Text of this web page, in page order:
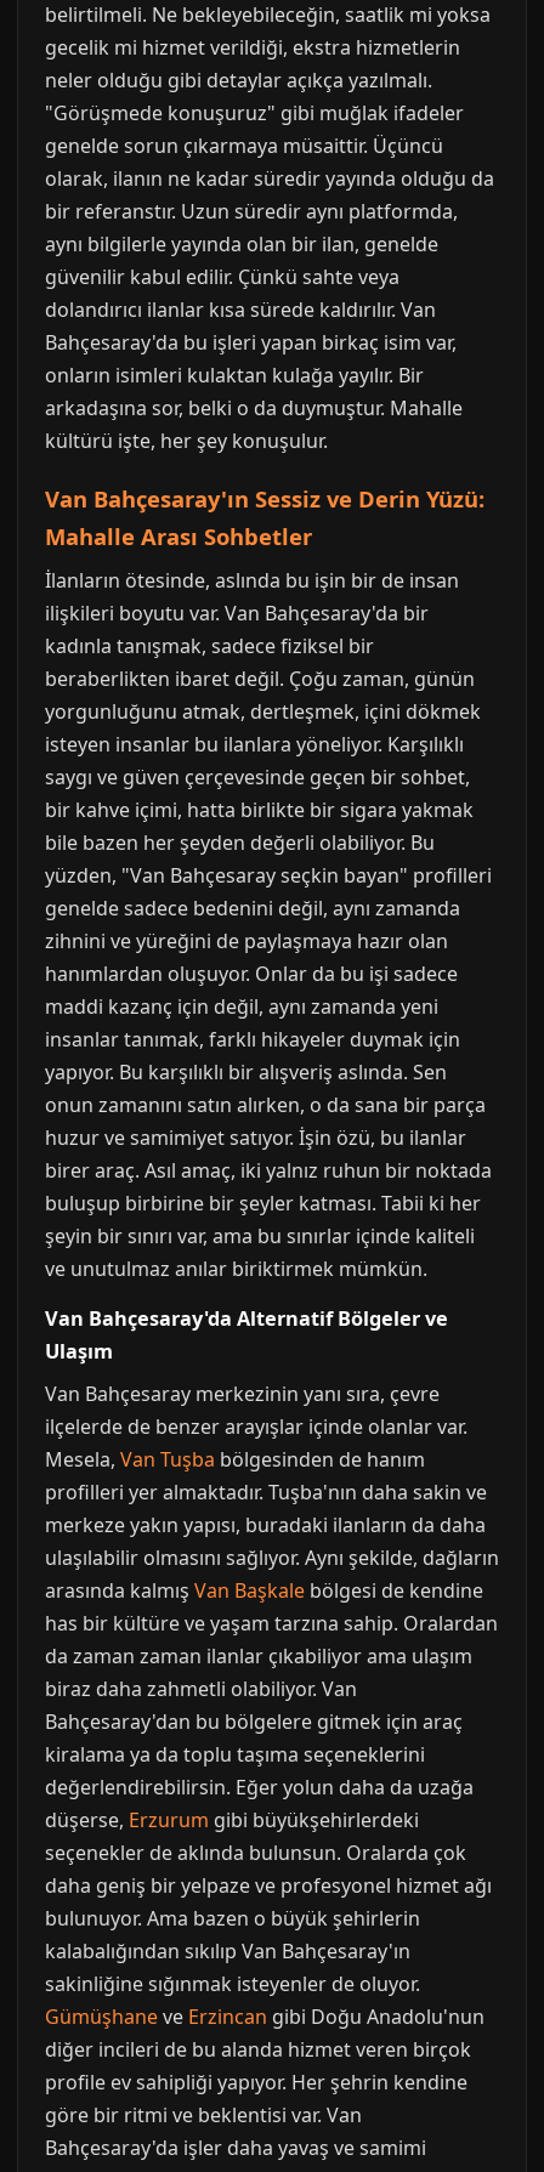
belirtilmeli. Ne bekleyebileceğin, saatlik mi yoksa
gecelik mi hizmet verildiği, ekstra hizmetlerin
neler olduğu gibi detaylar açıkça yazılmalı.
"Görüşmede konuşuruz" gibi muğlak ifadeler
genelde sorun çıkarmaya müsaittir. Üçüncü
olarak, ilanın ne kadar süredir yayında olduğu da
bir referanstır. Uzun süredir aynı platformda,
aynı bilgilerle yayında olan bir ilan, genelde
güvenilir kabul edilir. Çünkü sahte veya
dolandırıcı ilanlar kısa sürede kaldırılır. Van
Bahçesaray'da bu işleri yapan birkaç isim var,
onların isimleri kulaktan kulağa yayılır. Bir
arkadaşına sor, belki o da duymuştur. Mahalle
kültürü işte, her şey konuşulur.
Van Bahçesaray'ın Sessiz ve Derin Yüzü:
Mahalle Arası Sohbetler
İlanların ötesinde, aslında bu işin bir de insan
ilişkileri boyutu var. Van Bahçesaray'da bir
kadınla tanışmak, sadece fiziksel bir
beraberlikten ibaret değil. Çoğu zaman, günün
yorgunluğunu atmak, dertleşmek, içini dökmek
isteyen insanlar bu ilanlara yöneliyor. Karşılıklı
saygı ve güven çerçevesinde geçen bir sohbet,
bir kahve içimi, hatta birlikte bir sigara yakmak
bile bazen her şeyden değerli olabiliyor. Bu
yüzden, "Van Bahçesaray seçkin bayan" profilleri
genelde sadece bedenini değil, aynı zamanda
zihnini ve yüreğini de paylaşmaya hazır olan
hanımlardan oluşuyor. Onlar da bu işi sadece
maddi kazanç için değil, aynı zamanda yeni
insanlar tanımak, farklı hikayeler duymak için
yapıyor. Bu karşılıklı bir alışveriş aslında. Sen
onun zamanını satın alırken, o da sana bir parça
huzur ve samimiyet satıyor. İşin özü, bu ilanlar
birer araç. Asıl amaç, iki yalnız ruhun bir noktada
buluşup birbirine bir şeyler katması. Tabii ki her
şeyin bir sınırı var, ama bu sınırlar içinde kaliteli
ve unutulmaz anılar biriktirmek mümkün.
Van Bahçesaray'da Alternatif Bölgeler ve
Ulaşım
Van Bahçesaray merkezinin yanı sıra, çevre
ilçelerde de benzer arayışlar içinde olanlar var.
Mesela, Van Tuşba bölgesinden de hanım
profilleri yer almaktadır. Tuşba'nın daha sakin ve
merkeze yakın yapısı, buradaki ilanların da daha
ulaşılabilir olmasını sağlıyor. Aynı şekilde, dağların
arasında kalmış Van Başkale bölgesi de kendine
has bir kültüre ve yaşam tarzına sahip. Oralardan
da zaman zaman ilanlar çıkabiliyor ama ulaşım
biraz daha zahmetli olabiliyor. Van
Bahçesaray'dan bu bölgelere gitmek için araç
kiralama ya da toplu taşıma seçeneklerini
değerlendirebilirsin. Eğer yolun daha da uzağa
düşerse, Erzurum gibi büyükşehirlerdeki
seçenekler de aklında bulunsun. Oralarda çok
daha geniş bir yelpaze ve profesyonel hizmet ağı
bulunuyor. Ama bazen o büyük şehirlerin
kalabalığından sıkılıp Van Bahçesaray'ın
sakinliğine sığınmak isteyenler de oluyor.
Gümüşhaneve Erzincan gibi Doğu Anadolu'nun
diğer incileri de bu alanda hizmet veren birçok
profile ev sahipliği yapıyor. Her şehrin kendine
göre bir ritmi ve beklentisi var. Van
Bahçesaray'da işler daha yavaş ve samimi